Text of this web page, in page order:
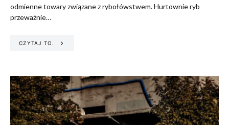
odmienne towary związane z rybołówstwem. Hurtownie ryb
przeważnie…
CZYTAJ TO.